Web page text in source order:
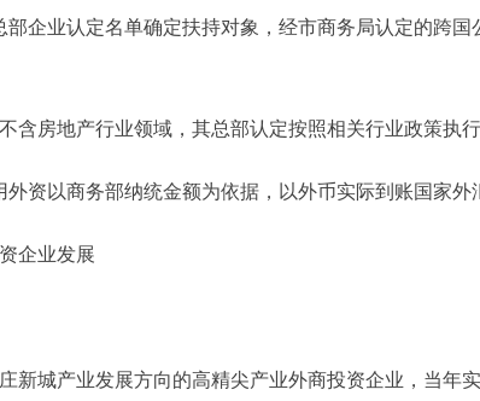
业认定名单确定扶持对象，经市商务局认定的跨国
房地产行业领域，其总部认定按照相关行业政策执行
以商务部纳统金额为依据，以外币实际到账国家外
企业发展
城产业发展方向的高精尖产业外商投资企业，当年